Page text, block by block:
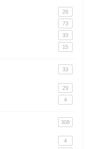
26
73
33
15
33
29
4
308
4